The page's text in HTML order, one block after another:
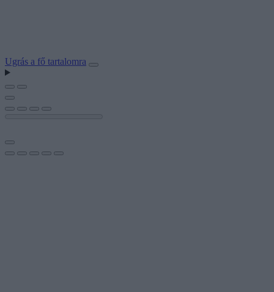
Ugrás a fő tartalomra